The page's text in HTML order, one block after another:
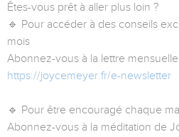
Êtes-vous prêt à aller plus loin ?
🔹 Pour accéder à des conseils
mois
Abonnez-vous à la lettre
https://joycemeyer.fr/e-newsletter
🔹 Pour être encouragé chaque
Abonnez-vous à la méditation de